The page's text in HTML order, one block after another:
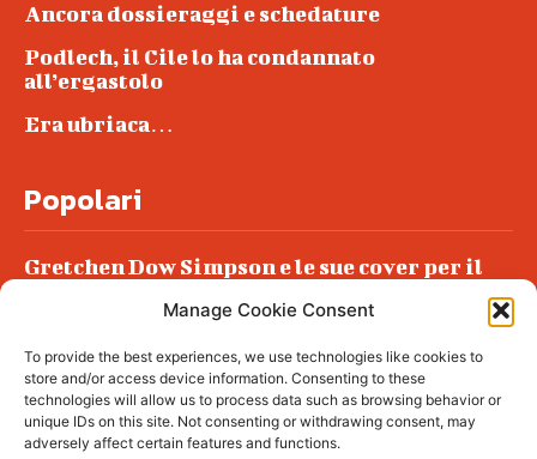
Manage Cookie Consent
To provide the best experiences, we use technologies like cookies to
store and/or access device information. Consenting to these
technologies will allow us to process data such as browsing behavior or
unique IDs on this site. Not consenting or withdrawing consent, may
adversely affect certain features and functions.
Ancora dossieraggi e schedature
Podlech, il Cile lo ha condannato
all’ergastolo
Era ubriaca…
Popolari
Gretchen Dow Simpson e le sue cover per il
Podlech, il Cile lo ha condannato
all’ergastolo
Era ubriaca…